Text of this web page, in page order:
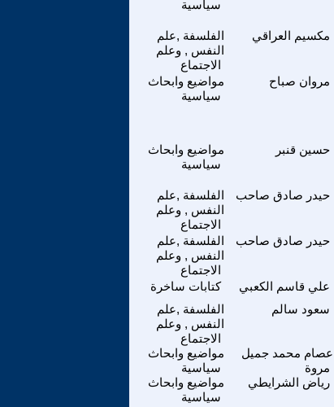
سياسية
الفلسفة ,علم
النفس , وعلم
الاجتماع
مكسيم العراقي
مواضيع وابحاث
سياسية
مروان صباح
مواضيع وابحاث
سياسية
حسين قنبر
الفلسفة ,علم
النفس , وعلم
الاجتماع
حيدر صادق صاحب
الفلسفة ,علم
النفس , وعلم
الاجتماع
حيدر صادق صاحب
كتابات ساخرة علي قاسم الكعبي
الفلسفة ,علم
النفس , وعلم
الاجتماع
سعود سالم
مواضيع وابحاث
سياسية
عصام محمد جميل
مروة
مواضيع وابحاث
سياسية
رياض الشرايطي